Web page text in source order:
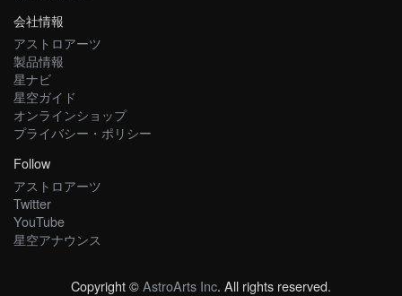
会社情報
アストロアーツ
製品情報
星ナビ
星空ガイド
オンラインショップ
プライバシー・ポリシー
Follow
アストロアーツ
Twitter
YouTube
星空アナウンス
Copyright ©AstroArts Inc. All rights reserved.